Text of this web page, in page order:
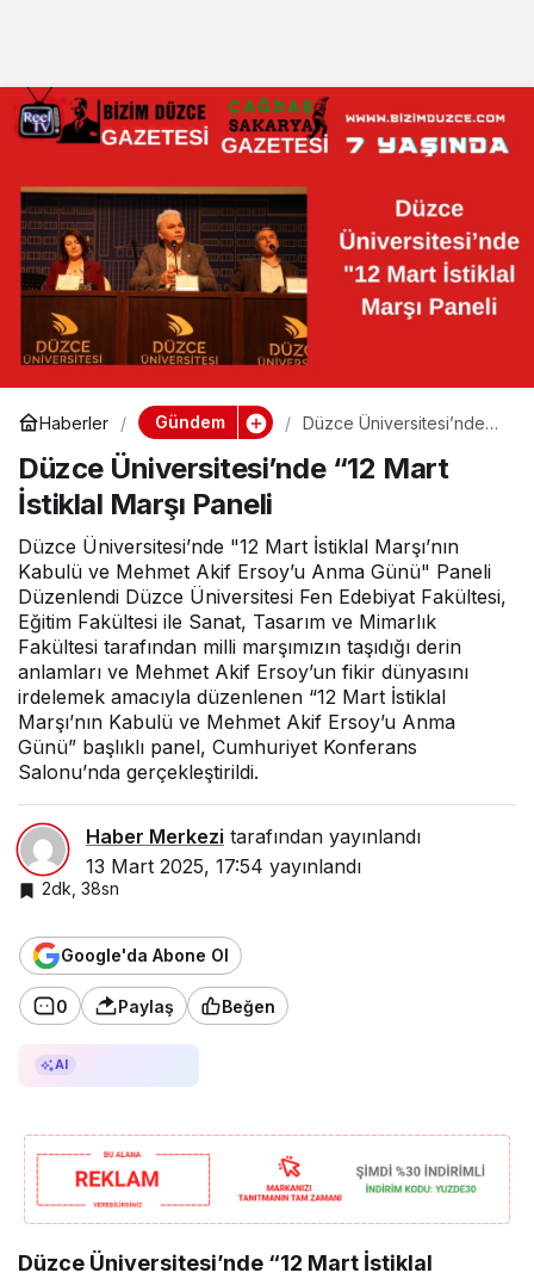
Haberler Gündem
Düzce Üniversitesi’nde
Paneli
Düzce Üniversitesi’nde “12 Mart
İstiklal Marşı Paneli
Düzce Üniversitesi’nde "12 Mart İstiklal Marşı’nın
Kabulü ve Mehmet Akif Ersoy’u Anma Günü" Paneli
Düzenlendi Düzce Üniversitesi Fen Edebiyat Fakültesi,
Eğitim Fakültesi ile Sanat, Tasarım ve Mimarlık
Fakültesi tarafından milli marşımızın taşıdığı derin
anlamları ve Mehmet Akif Ersoy’un fikir dünyasını
irdelemek amacıyla düzenlenen “12 Mart İstiklal
Marşı’nın Kabulü ve Mehmet Akif Ersoy’u Anma
Günü” başlıklı panel, Cumhuriyet Konferans
Salonu’nda gerçekleştirildi.
Haber Merkezi tarafından yayınlandı
13 Mart 2025, 17:54 yayınlandı
2dk, 38sn
Google'da Abone Ol
0 Paylaş Beğen
AI
Düzce Üniversitesi’nde “12 Mart İstiklal